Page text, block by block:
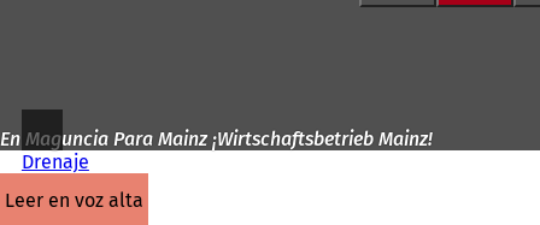
En Maguncia Para Mainz ¡Wirtschaftsbetrieb Mainz!
Drenaje
leer en voz alta